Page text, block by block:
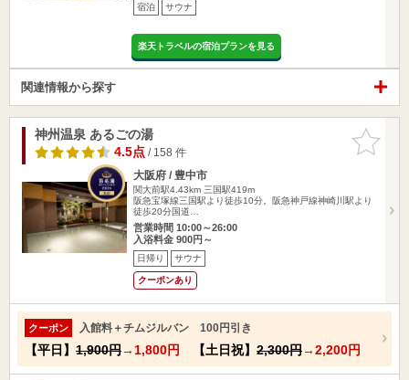
宿泊 サウナ
楽天トラベルの宿泊プランを見る
関連情報から探す
お気に入
りに追加
神州温泉 あるごの湯
4.5点/ 158 件
大阪府 / 豊中市
関大前駅4.43km 三国駅419m
阪急宝塚線三国駅より徒歩10分。阪急神戸線神崎川駅より
徒歩20分国道…
営業時間 10:00～26:00
入浴料金 900円～
日帰り サウナ
クーポンあり
クーポン 入館料＋チムジルバン 100円引き
【平日】 1,900円→ 1,800円 【土日祝】 2,300円→2,200円